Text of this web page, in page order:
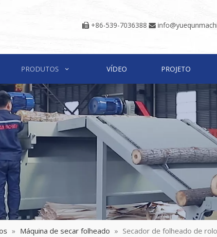
 +86-539-7036388 
PRODUTOS VÍDEO PROJETO
» Máquina de secar folheado » Secador de folheado de